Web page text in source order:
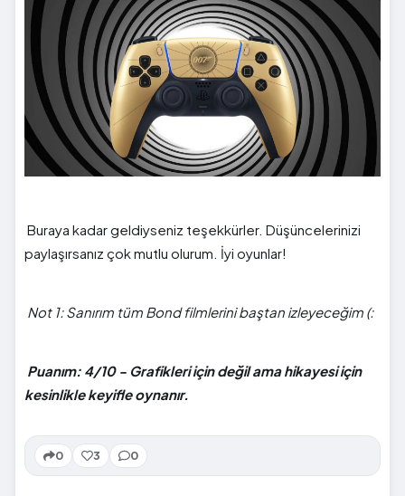
Buraya kadar geldiyseniz teşekkürler. Düşüncelerinizi
paylaşırsanız çok mutlu olurum. İyi oyunlar!
Not 1: Sanırım tüm Bond filmlerini baştan izleyeceğim (:
Puanım: 4/10 - Grafikleri için değil ama hikayesi için
kesinlikle keyifle oynanır.
0 3 0